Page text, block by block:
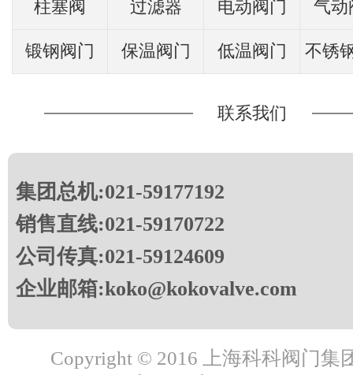
柱塞阀 过滤器 电动阀门 气动
锻钢阀门 保温阀门 低温阀门 不锈
联系我们
集团总机:021-59177192
销售直线:021-59170722
公司传真:021-59124609
企业邮箱:koko@kokovalve.com
Copyright © 2016 上海科科阀门集